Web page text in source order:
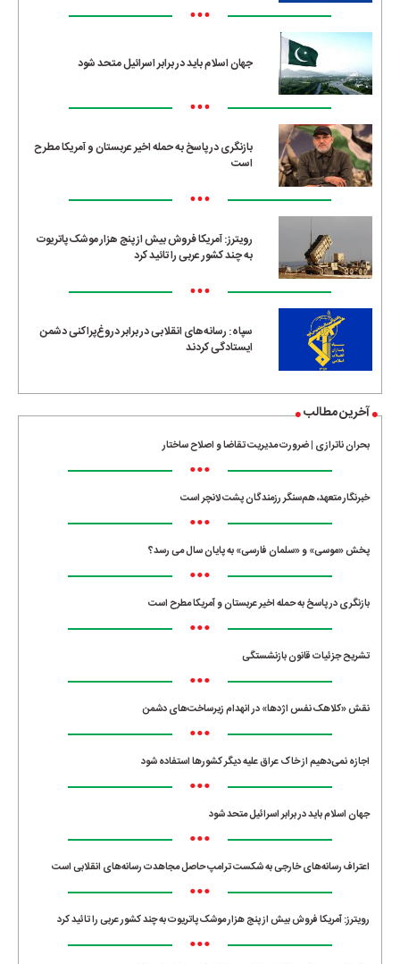
•••
جهان اسلام باید در برابر اسرائیل متحد شود
•••
بازنگری در پاسخ به حمله اخیر عربستان و آمریکا مطرح
است
•••
رویترز: آمریکا فروش بیش از پنج هزار موشک پاتریوت
به چند کشور عربی را تائید کرد
•••
سپاه: رسانه‌های انقلابی در برابر دروغ‌پراکنی دشمن
ایستادگی کردند
آخرین مطالب
بحران ناترازی | ضرورت مدیریت تقاضا و اصلاح ساختار
•••
خبرنگار متعهد، هم‌سنگر رزمندگان پشت لانچر است
•••
پخش «موسی» و «سلمان فارسی» به پایان سال می رسد؟
•••
بازنگری در پاسخ به حمله اخیر عربستان و آمریکا مطرح است
•••
تشریح جزئیات قانون بازنشستگی
•••
نقش «کلاهک نفس اژدها» در انهدام زیرساخت‌های دشمن
•••
اجازه نمی‌دهیم از خاک عراق علیه دیگر کشورها استفاده شود
•••
جهان اسلام باید در برابر اسرائیل متحد شود
•••
اعتراف رسانه‌های خارجی به شکست ترامپ حاصل مجاهدت رسانه‌های انقلابی است
•••
رویترز: آمریکا فروش بیش از پنج هزار موشک پاتریوت به چند کشور عربی را تائید کرد
•••